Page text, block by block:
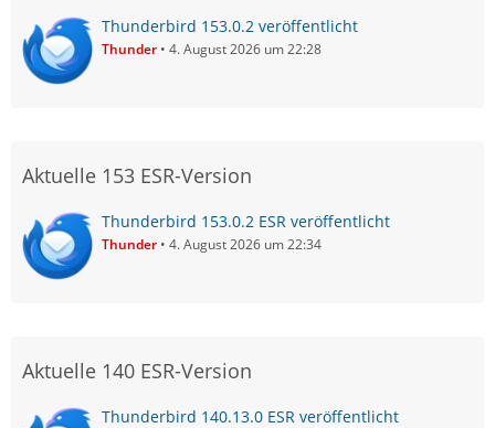
Thunderbird 153.0.2 veröffentlicht
Thunder 4. August 2026 um 22:28
Aktuelle 153 ESR-Version
Thunderbird 153.0.2 ESR veröffentlicht
Thunder 4. August 2026 um 22:34
Aktuelle 140 ESR-Version
Thunderbird 140.13.0 ESR veröffentlicht